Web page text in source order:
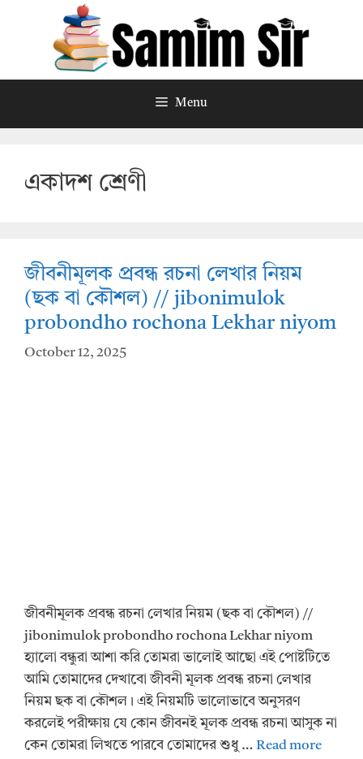
Menu
একাদশ শ্রেণী
জীবনীমূলক প্রবন্ধ রচনা লেখার নিয়ম
(ছক বা কৌশল) // jibonimulok
probondho rochona Lekhar niyom
October 12, 2025
জীবনীমূলক প্রবন্ধ রচনা লেখার নিয়ম (ছক বা কৌশল) //
jibonimulok probondho rochona Lekhar niyom
হ্যালো বন্ধুরা আশা করি তোমরা ভালোই আছো এই পোষ্টটিতে
আমি তোমাদের দেখাবো জীবনী মূলক প্রবন্ধ রচনা লেখার
নিয়ম ছক বা কৌশল। এই নিয়মটি ভালোভাবে অনুসরণ
করলেই পরীক্ষায় যে কোন জীবনই মূলক প্রবন্ধ রচনা আসুক না
কেন তোমরা লিখতে পারবে তোমাদের শুধু … Read more